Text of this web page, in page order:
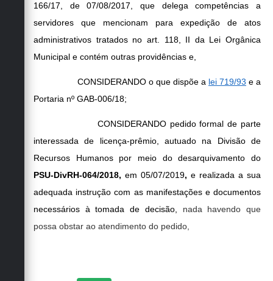
166/17, de 07/08/2017, que delega competências a
servidores que mencionam para expedição de atos
administrativos tratados no art. 118, II da Lei Orgânica
Municipal e contém outras providências e,
CONSIDERANDO o que dispõe a lei 719/93 e a
Portaria nº GAB-006/18;
CONSIDERANDO pedido formal de parte
interessada de licença-prêmio, autuado na Divisão de
Recursos Humanos por meio do desarquivamento do
PSU-DivRH-064/2018, em 05/07/2019, e realizada a sua
adequada instrução com as manifestações e documentos
necessários à tomada de decisão, nada havendo que
possa obstar ao atendimento do pedido,